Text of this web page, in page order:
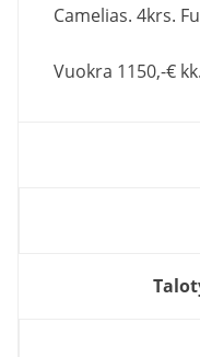
Camelias. 4krs.
Vuokra 1150,-€